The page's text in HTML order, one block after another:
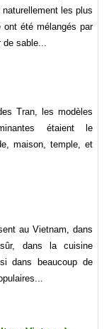
les plus
ont été mélangés par
sable...
Tran, les modèles
étaient le
maison, temple, et
au Vietnam, dans
dans la cuisine
dans beaucoup de